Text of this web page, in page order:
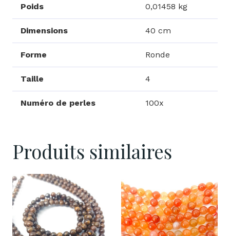
Poids 0,01458 kg
Dimensions 40 cm
Forme Ronde
Taille 4
Numéro de perles 100x
Produits similaires